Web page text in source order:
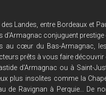
des Landes, entre Bordeaux et
d'Armagnac conjuguent prestige
au cœur du Bas-Armagnac,
prêts à vous faire découvrir
d'Armagnac ou à Saint-
plus insolites comme la
de Ravignan à Perquie... De